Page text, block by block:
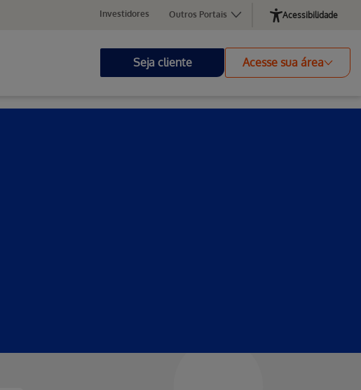
Investidores Outros Portais Acessibilidade
Seja cliente Acesse sua área